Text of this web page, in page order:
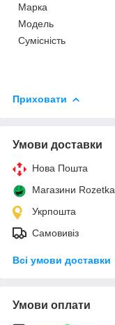
Марка
Модель
Сумісність
Приховати
Умови доставки
Нова Пошта
Магазини Rozetka
Укрпошта
Самовивіз
Всі умови доставки
Умови оплати